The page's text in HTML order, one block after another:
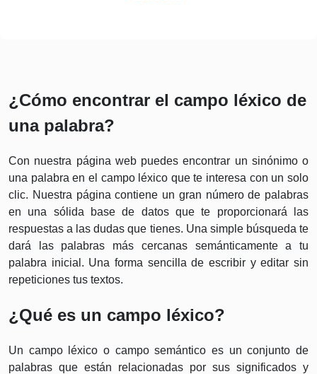
¿Cómo encontrar el campo léxico de
una palabra?
Con nuestra página web puedes encontrar un sinónimo o
una palabra en el campo léxico que te interesa con un solo
clic. Nuestra página contiene un gran número de palabras
en una sólida base de datos que te proporcionará las
respuestas a las dudas que tienes. Una simple búsqueda te
dará las palabras más cercanas semánticamente a tu
palabra inicial. Una forma sencilla de escribir y editar sin
repeticiones tus textos.
¿Qué es un campo léxico?
Un campo léxico o campo semántico es un conjunto de
palabras que están relacionadas por sus significados y